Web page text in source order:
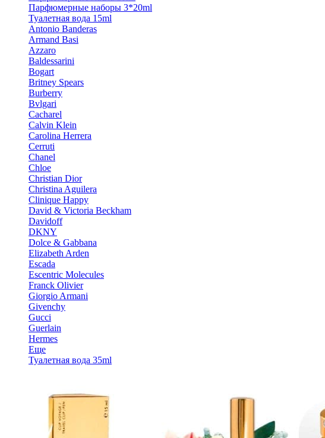
Парфюмерные наборы 3*20ml
Туалетная вода 15ml
Antonio Banderas
Armand Basi
Azzaro
Baldessarini
Bogart
Britney Spears
Burberry
Bvlgari
Cacharel
Calvin Klein
Carolina Herrera
Cerruti
Chanel
Chloe
Christian Dior
Christina Aguilera
Clinique Happy
David & Victoria Beckham
Davidoff
DKNY
Dolce & Gabbana
Elizabeth Arden
Escada
Escentric Molecules
Franck Olivier
Giorgio Armani
Givenchy
Gucci
Guerlain
Hermes
Еще
Туалетная вода 35ml